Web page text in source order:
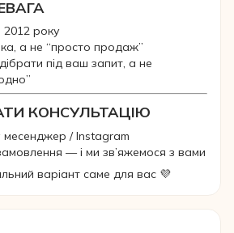
2012 року
а не “просто продаж”
під ваш запит, а не
КОНСУЛЬТАЦІЮ
/ Instagram
— і ми зв’яжемося з вами
варіант саме для вас 💜